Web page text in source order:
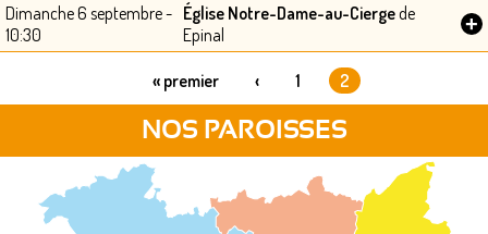
Dimanche 6 septembre -
10:30
Église Notre-Dame-au-Ciergede
Epinal
+
« premier ‹ 1 2
NOS PAROISSES